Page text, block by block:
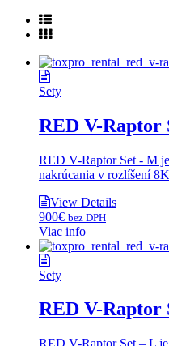
Sety
RED V-Raptor
RED V-Raptor Set - M
nakrúcania v rozlíšení
View Details
900€ bez DPH
Viac info
Sety
RED V-Raptor